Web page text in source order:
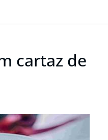
cartaz de